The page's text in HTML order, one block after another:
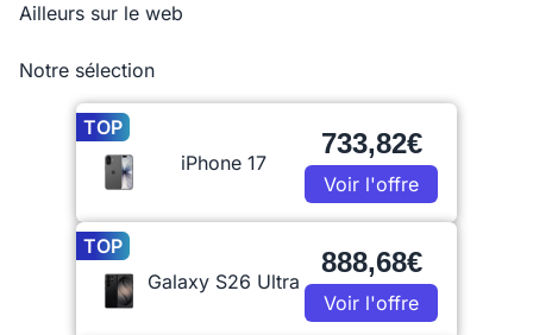
Ailleurs sur le web
Notre sélection
TOP
iPhone 17
733,82€
Voir l'offre
TOP
Galaxy S26 Ultra
888,68€
Voir l'offre